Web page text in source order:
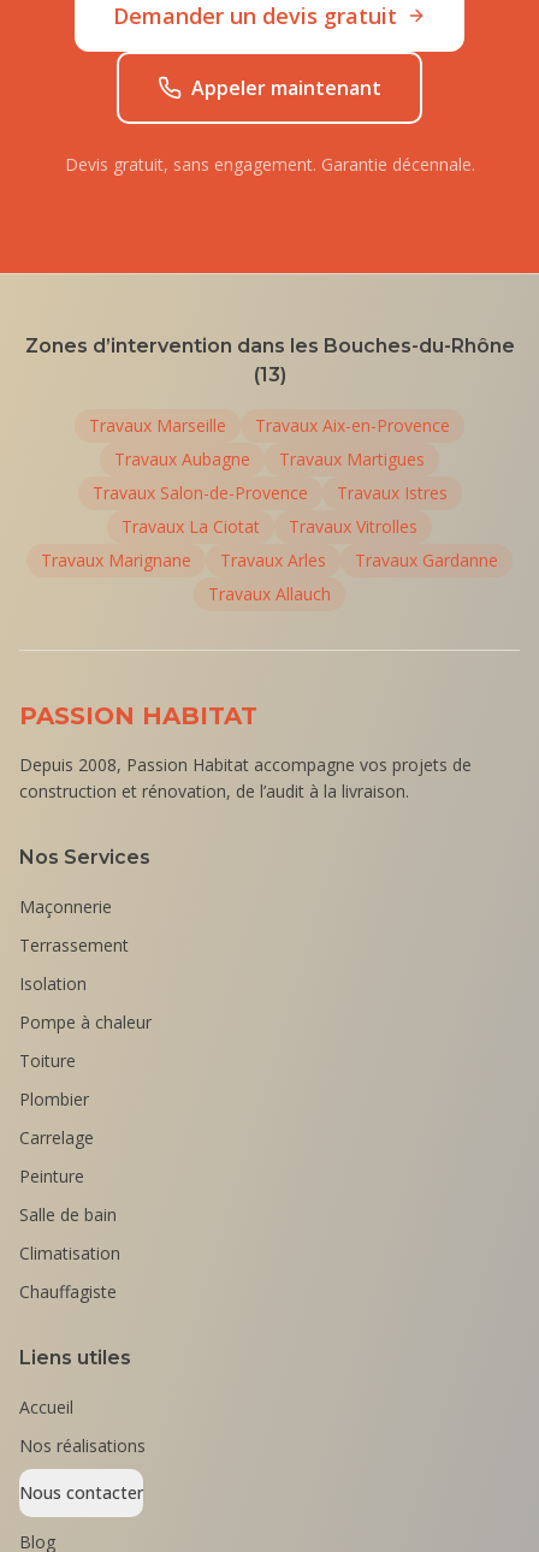
Demander un devis gratuit
Appeler maintenant
Devis gratuit, sans engagement. Garantie décennale.
Zones d’intervention dans les Bouches-du-Rhône
(13)
Travaux Marseille Travaux Aix-en-Provence
Travaux Aubagne Travaux Martigues
Travaux Salon-de-Provence Travaux Istres
Travaux La Ciotat Travaux Vitrolles
Travaux Marignane Travaux Arles Travaux Gardanne
Travaux Allauch
PASSION HABITAT
Depuis 2008, Passion Habitat accompagne vos projets de
construction et rénovation, de l’audit à la livraison.
Nos Services
Maçonnerie
Terrassement
Isolation
Pompe à chaleur
Toiture
Plombier
Carrelage
Peinture
Salle de bain
Climatisation
Chauffagiste
Liens utiles
Accueil
Nos réalisations
Nous contacter
Blog